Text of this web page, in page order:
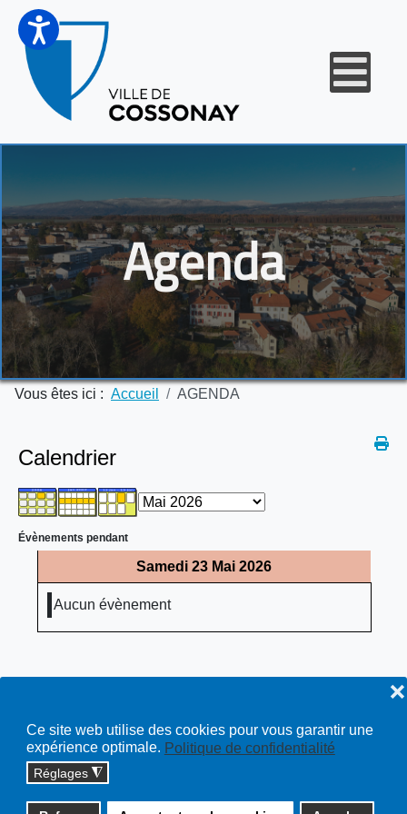
Ce site web utilise des cookies pour vous garantir une
expérience optimale. Politique de confidentialité
Réglages ◮
❌
Agenda
Vous êtes ici : Accueil AGENDA
Calendrier
Évènements pendant
Samedi 23 Mai 2026
Aucun évènement
Copyright © 2026 cossonay.ch - tous droits réservés | site :